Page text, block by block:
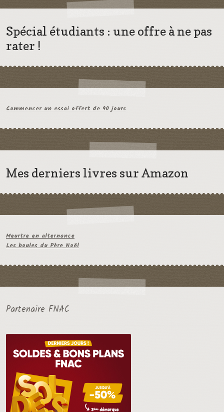
Spécial étudiants : une offre à ne pas
rater !
Commencer un essai offert de 90 jours
Mes derniers livres sur Amazon
Meurtre en alternance
Les boules du Père Noël
Partenaire FNAC